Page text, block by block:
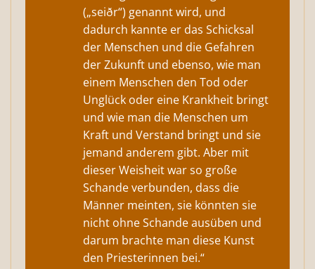
(„seiðr“) genannt wird, und
dadurch kannte er das Schicksal
der Menschen und die Gefahren
der Zukunft und ebenso, wie man
einem Menschen den Tod oder
Unglück oder eine Krankheit bringt
und wie man die Menschen um
Kraft und Verstand bringt und sie
jemand anderem gibt. Aber mit
dieser Weisheit war so große
Schande verbunden, dass die
Männer meinten, sie könnten sie
nicht ohne Schande ausüben und
darum brachte man diese Kunst
den Priesterinnen bei.“